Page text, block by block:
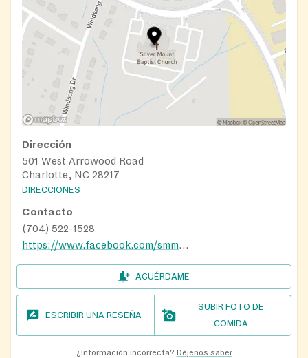
Dirección
501 West Arrowood Road
Charlotte, NC 28217
DIRECCIONES
Contacto
(704) 522-1528
https://www.facebook.com/smmbc.nc/
ACUÉRDAME
ESCRIBIR UNA RESEÑA
SUBIR FOTO DE
COMIDA
¿Información incorrecta? Déjenos saber